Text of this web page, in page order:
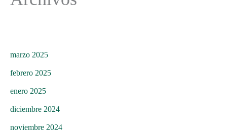
marzo 2025
febrero 2025
enero 2025
diciembre 2024
noviembre 2024